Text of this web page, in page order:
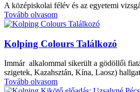
A középiskolai félév és az egyetemi
Tovább olvasom
Kolping Colours Találkozó
Immár alkalommal sikerült a gödöllői
szigetek, Kazahsztán, Kína, Laosz)
Tovább olvasom